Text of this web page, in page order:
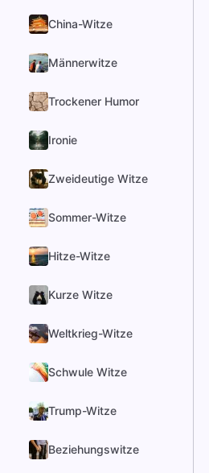
China-Witze
Männerwitze
Trockener Humor
Ironie
Zweideutige Witze
Sommer-Witze
Hitze-Witze
Kurze Witze
Weltkrieg-Witze
Schwule Witze
Trump-Witze
Beziehungswitze